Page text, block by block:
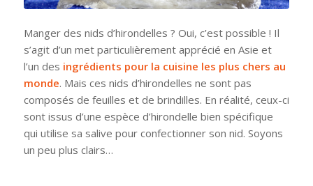
Manger des nids d’hirondelles ? Oui, c’est possible ! Il
s’agit d’un met particulièrement apprécié en Asie et
l’un des ingrédients pour la cuisine les plus chers au
monde. Mais ces nids d’hirondelles ne sont pas
composés de feuilles et de brindilles. En réalité, ceux-ci
sont issus d’une espèce d’hirondelle bien spécifique
qui utilise sa salive pour confectionner son nid. Soyons
un peu plus clairs…